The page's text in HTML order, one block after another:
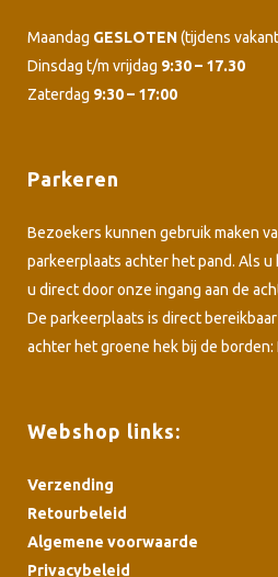
Maandag GESLOTEN(tijdens
Dinsdag t/m vrijdag 9:30 – 17.30
Zaterdag 9:30 – 17:00
Parkeren
Bezoekers kunnen gebruik maken
parkeerplaats achter het pand. Als
u direct door onze ingang aan de
De parkeerplaats is direct
achter het groene hek bij de borden:
Webshop links:
Verzending
Retourbeleid
Algemene voorwaarde
Privacybeleid